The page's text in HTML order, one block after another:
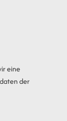
eine
der